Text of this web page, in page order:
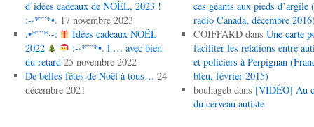
d’idées cadeaux de NOËL, 2023 !
:-·*¨¨*•. 17 novembre 2023
.•*¨¨*·-:
Idées cadeaux NOËL
2022
:-·*¨¨*•. l … avec bien
du retard 25 novembre 2022
De belles fêtes de Noël à tous… 24
décembre 2021
ces géants aux pieds d’argile
radio Canada, décembre
COIFFARDdans Une carte
faciliter les relations entre
et policiers à Perpignan
bleu, février 2015)
bouhagebdans [VIDÉO] Au
du cerveau autiste